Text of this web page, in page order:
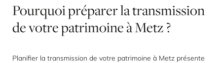
Pourquoipréparerlatransmission
devotrepatrimoineàMetz?
Planifier la transmission de votre patrimoine à Metz présente